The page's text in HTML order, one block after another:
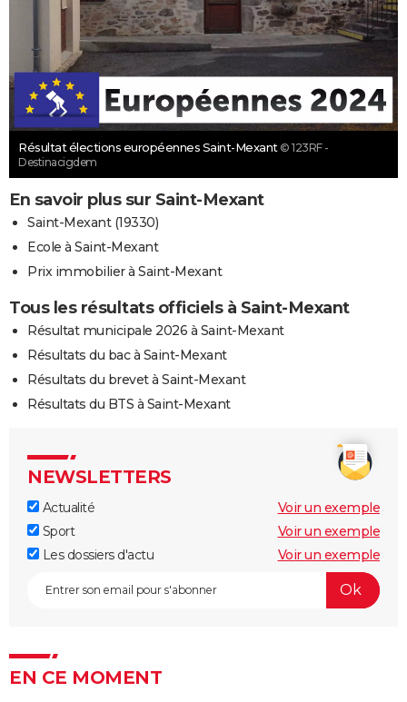
Résultat élections européennes Saint-Mexant © 123RF -
Destinacigdem
En savoir plus sur Saint-Mexant
Saint-Mexant (19330)
Ecole à Saint-Mexant
Prix immobilier à Saint-Mexant
Tous les résultats officiels à Saint-Mexant
Résultat municipale 2026 à Saint-Mexant
Résultats du bac à Saint-Mexant
Résultats du brevet à Saint-Mexant
Résultats du BTS à Saint-Mexant
NEWSLETTERS
Actualité
Voir un exemple
Sport
Voir un exemple
Les dossiers d'actu
Voir un exemple
EN CE MOMENT